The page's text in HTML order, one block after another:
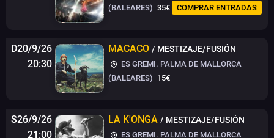
(BALEARES) 35€ COMPRAR ENTRADAS
D20/9/26
20:30
MACACO / MESTIZAJE/FUSIÓN
ES GREMI. PALMA DE MALLORCA
(BALEARES) 15€
S26/9/26
21:00
LA K'ONGA / MESTIZAJE/FUSIÓN
ES GREMI. PALMA DE MALLORCA